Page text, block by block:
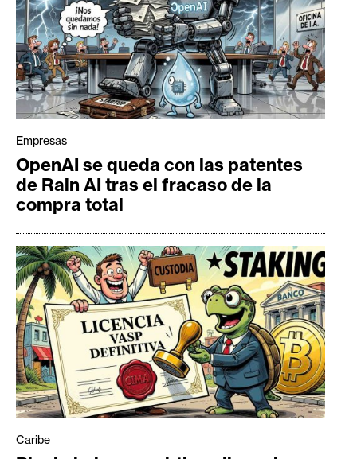
Empresas
OpenAI se queda con las patentes
de Rain AI tras el fracaso de la
compra total
Caribe